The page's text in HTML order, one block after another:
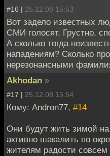
#16 | 25.12.08 15:53
Вот задело известных
СМИ голосят. Грустно,
А сколько тогда
нападениям? Сколько
нерезонансными
Akhodan »
#17 | 25.12.08 15:54
Кому: Andron77, #14
Они будут жить зимой
активно шакалить по
жителям радости совсем